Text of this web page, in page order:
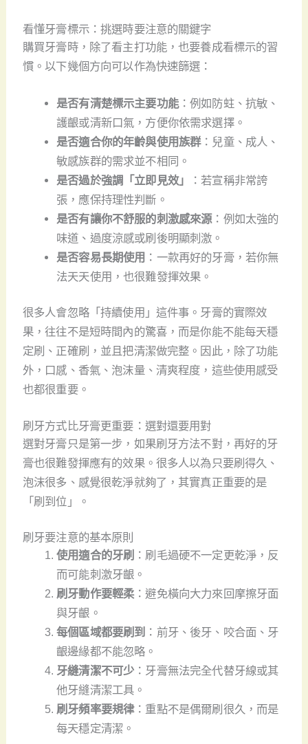
看懂牙膏標示：挑選時要注意的關鍵字
購買牙膏時，除了看主打功能，也要養成看標示的習
慣。以下幾個方向可以作為快速篩選：
是否有清楚標示主要功能：例如防蛀、抗敏、
護齦或清新口氣，方便你依需求選擇。
是否適合你的年齡與使用族群：兒童、成人、
敏感族群的需求並不相同。
是否過於強調「立即見效」
：若宣稱非常誇
張，應保持理性判斷。
是否有讓你不舒服的刺激感來源：例如太強的
味道、過度涼感或刷後明顯刺激。
是否容易長期使用 ：一款再好的牙膏，若你無
法天天使用，也很難發揮效果。
很多人會忽略「持續使用」這件事。牙膏的實際效
果，往往不是短時間內的驚喜，而是你能不能每天穩
定刷、正確刷，並且把清潔做完整。因此，除了功能
外，口感、香氣、泡沫量、清爽程度，這些使用感受
也都很重要。
刷牙方式比牙膏更重要：選對還要用對
選對牙膏只是第一步，如果刷牙方法不對，再好的牙
膏也很難發揮應有的效果。很多人以為只要刷得久、
泡沫很多、感覺很乾淨就夠了，其實真正重要的是
「刷到位」。
刷牙要注意的基本原則
使用適合的牙刷 ：刷毛過硬不一定更乾淨，反
而可能刺激牙齦。
刷牙動作要輕柔 ：避免橫向大力來回摩擦牙面
與牙齦。
每個區域都要刷到 ：前牙、後牙、咬合面、牙
齦邊緣都不能忽略。
牙縫清潔不可少 ：牙膏無法完全代替牙線或其
他牙縫清潔工具。
刷牙頻率要規律：重點不是偶爾刷很久，而是
每天穩定清潔。